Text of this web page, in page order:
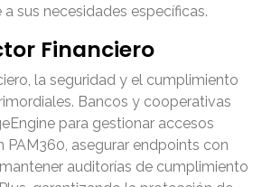
sus necesidades específicas.
Financiero
la seguridad y el cumplimiento
Bancos y cooperativas
para gestionar accesos
PAM360, asegurar endpoints con
auditorías de cumplimiento